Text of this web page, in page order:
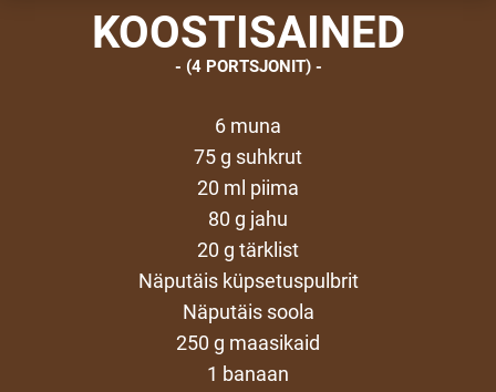
KOOSTISAINED
(4 PORTSJONIT)
6 muna
75 g suhkrut
20 ml piima
80 g jahu
20 g tärklist
Näputäis küpsetuspulbrit
Näputäis soola
250 g maasikaid
1 banaan